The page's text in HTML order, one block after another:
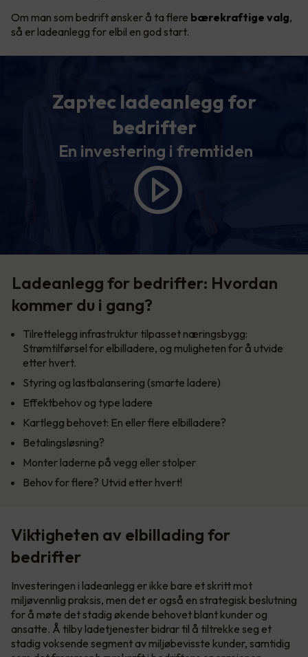
Om man som bedrift ønsker å ta flere bærekraftige valg,
så er ladeanlegg for elbil en god start.
Zaptec ladeanlegg for
bedrifter
En investering i fremtiden
Ladeanlegg for bedrifter: Hvordan
kommer du i gang?
Tilrettelegg infrastruktur tilpasset næringsbygg:
Strømtilførsel for elbilladere, og muligheten for å utvide
etter hvert.
Styring og lastbalansering (smarte ladere)
Effektbehov og type ladere
Kartlegg behovet: En eller flere elbilladere?
Betalingsløsning?
Monter laderne på vegg eller stolper
Behov for flere? Utvid etter hvert!
Viktigheten av elbillading for
bedrifter
Investeringen i ladeanlegg er ikke bare et skritt mot
miljøvennlig praksis, men det er også en strategisk beslutning
for å møte det stadig økende behovet blant kunder og
ansatte. Å tilby ladetjenester bidrar til å tiltrekke seg et
stadig voksende segment av miljøbevisste kunder, samtidig